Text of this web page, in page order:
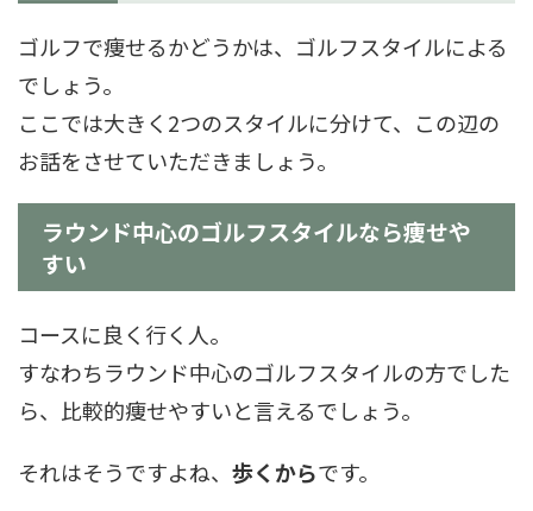
ゴルフで痩せるかどうかは、ゴルフスタイルによる
でしょう。
ここでは大きく2つのスタイルに分けて、この辺の
お話をさせていただきましょう。
ラウンド中心のゴルフスタイルなら痩せや
すい
コースに良く行く人。
すなわちラウンド中心のゴルフスタイルの方でした
ら、比較的痩せやすいと言えるでしょう。
それはそうですよね、 歩くからです。